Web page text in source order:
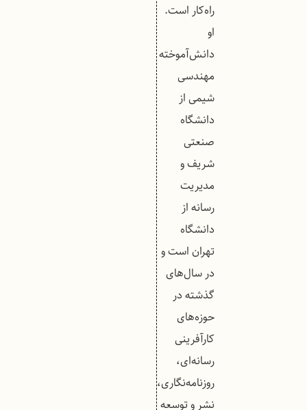
راه‌کار است.
او
دانش‌آموخته
مهندسی
شیمی از
دانشگاه
صنعتی
شریف و
مدیریت
رسانه از
دانشگاه
تهران است و
در سال‌های
گذشته در
حوزه‌های
کارآفرینی
رسانه‌ای،
روزنامه‌نگاری،
نشر و توسعه